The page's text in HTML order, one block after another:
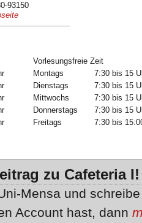
93150
Vorlesungsfreie Zeit
Montags
7:30 bis 15
Dienstags
7:30 bis 15
Mittwochs
7:30 bis 15
Donnerstags
7:30 bis 15
Freitags
7:30 bis
zu Cafeteria I!
Mensa und
Account hast, dann